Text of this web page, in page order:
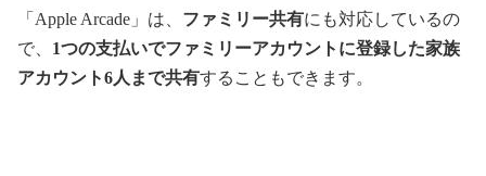
「Apple Arcade」は、 ファミリー共有にも対応しているの
で、 1つの支払いでファミリーアカウントに登録した家族
アカウント6人まで共有することもできます。